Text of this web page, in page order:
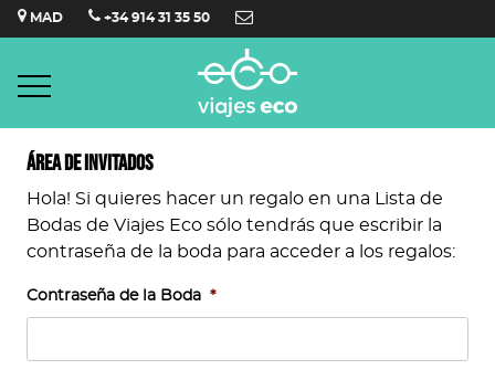
Saltar
al
MAD +34 914 31 35 50
Área de invitados
Hola! Si quieres hacer un regalo en una Lista de
Bodas de Viajes Eco sólo tendrás que escribir la
contraseña de la boda para acceder a los regalos:
Contraseña de la Boda *